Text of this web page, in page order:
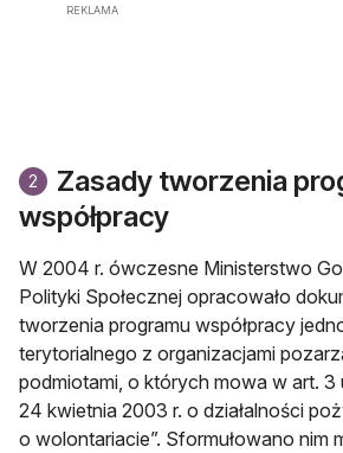
REKLAMA
2
Zasady tworzenia
współpracy
W 2004 r. ówczesne Ministerstwo
Polityki Społecznej opracowało
tworzenia programu współpracy
terytorialnego z organizacjami
podmiotami, o których mowa w art. 3
24 kwietnia 2003 r. o działalności
o wolontariacie”. Sformułowano nim